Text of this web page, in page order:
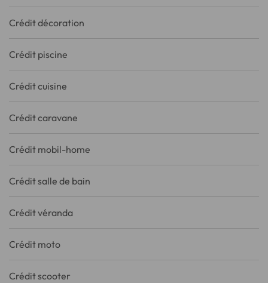
Crédit décoration
Crédit piscine
Crédit cuisine
Crédit caravane
Crédit mobil-home
Crédit salle de bain
Crédit véranda
Crédit moto
Crédit scooter